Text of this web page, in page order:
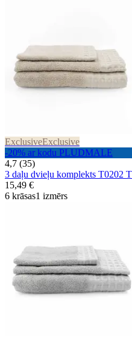
ExclusiveExclusive
-20% ar kodu PLUDMALE
4,7 (35)
3 daļu dvieļu komplekts T0202
15,49 €
6 krāsas1 izmērs